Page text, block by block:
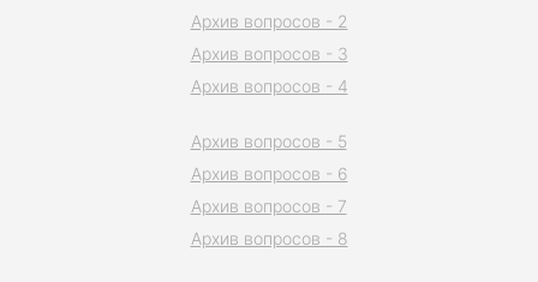
Архив вопросов - 2
Архив вопросов - 3
Архив вопросов - 4
Архив вопросов - 5
Архив вопросов - 6
Архив вопросов - 7
Архив вопросов - 8